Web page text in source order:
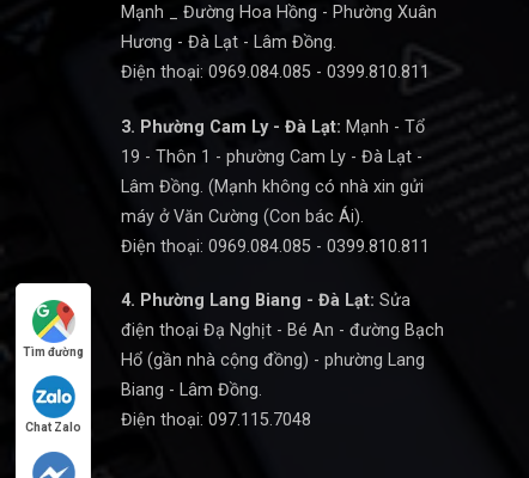
Mạnh _ Đường Hoa Hồng - Phường Xuân
Hương - Đà Lạt - Lâm Đồng.
Điện thoại: 0969.084.085 - 0399.810.811
3. Phường Cam Ly - Đà Lạt: Mạnh - Tổ
19 - Thôn 1 - phường Cam Ly - Đà Lạt -
Lâm Đồng. (Mạnh không có nhà xin gửi
máy ở Văn Cường (Con bác Ái).
Điện thoại: 0969.084.085 - 0399.810.811
4. Phường Lang Biang - Đà Lạt: Sửa
điện thoại Đạ Nghịt - Bé An - đường Bạch
Hổ (gần nhà cộng đồng) - phường Lang
Biang - Lâm Đồng.
Điện thoại: 097.115.7048
Tìm đường
Chat Zalo